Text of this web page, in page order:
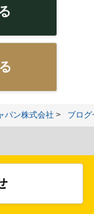
パン株式会社 ブログ